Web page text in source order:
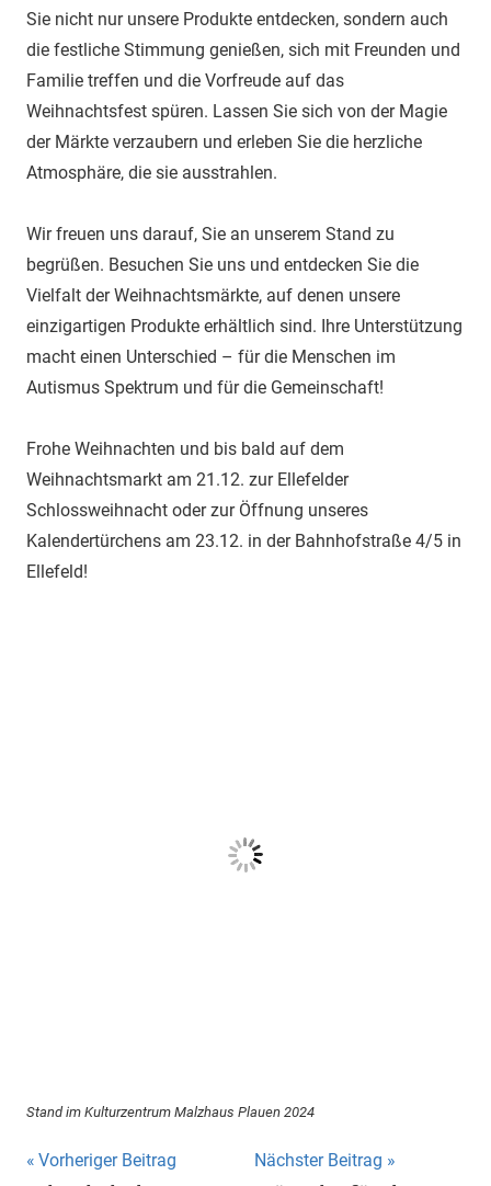
Sie nicht nur unsere Produkte entdecken, sondern auch
die festliche Stimmung genießen, sich mit Freunden und
Familie treffen und die Vorfreude auf das
Weihnachtsfest spüren. Lassen Sie sich von der Magie
der Märkte verzaubern und erleben Sie die herzliche
Atmosphäre, die sie ausstrahlen.
Wir freuen uns darauf, Sie an unserem Stand zu
begrüßen. Besuchen Sie uns und entdecken Sie die
Vielfalt der Weihnachtsmärkte, auf denen unsere
einzigartigen Produkte erhältlich sind. Ihre Unterstützung
macht einen Unterschied – für die Menschen im
Autismus Spektrum und für die Gemeinschaft!
Frohe Weihnachten und bis bald auf dem
Weihnachtsmarkt am 21.12. zur Ellefelder
Schlossweihnacht oder zur Öffnung unseres
Kalendertürchens am 23.12. in der Bahnhofstraße 4/5 in
Ellefeld!
Stand im Kulturzentrum Malzhaus Plauen 2024
Beitragsnavigation
Vorheriger Beitrag Nächster Beitrag